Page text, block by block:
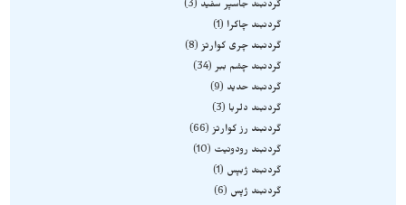
گردنبند جاسپر سفید
3
گردنبند چاکرا
1
گردنبند چری کوارتز 8
گردنبند چشم ببر 34
گردنبند حدید
9
گردنبند دلربا
3
گردنبند رز کوارتز 66
گردنبند رودونیت
10
گردنبند ژبپس
1
گردنبند ژپس
6